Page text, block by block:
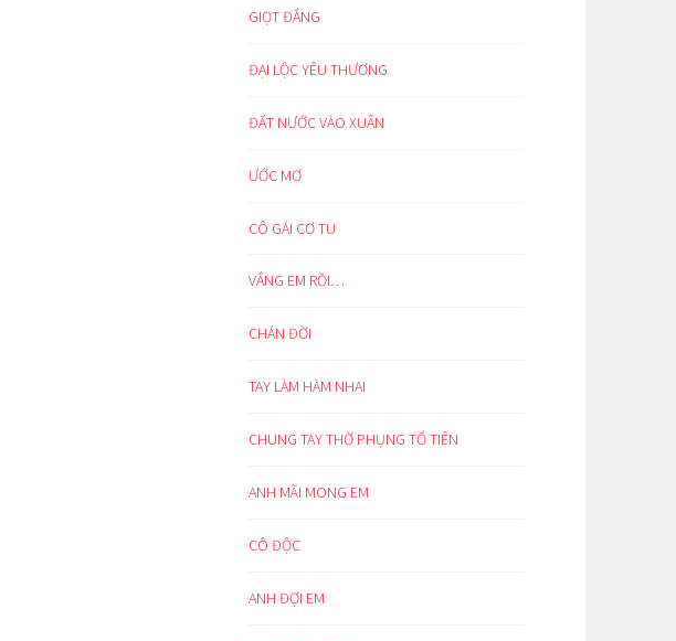
GIỌT ĐẮNG
ĐẠI LỘC YÊU THƯƠNG
ĐẤT NƯỚC VÀO XUÂN
ƯỚC MƠ
CÔ GÁI CƠ TU
VẮNG EM RỒI…
CHÁN ĐỜI
TAY LÀM HÀM NHAI
CHUNG TAY THỜ PHỤNG TỔ TIÊN
ANH MÃI MONG EM
CÔ ĐỘC
ANH ĐỢI EM